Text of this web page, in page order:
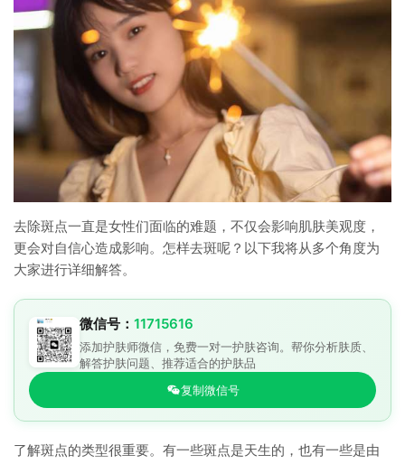
去除斑点一直是女性们面临的难题，不仅会影响肌肤美观度，
更会对自信心造成影响。怎样去斑呢？以下我将从多个角度为
大家进行详细解答。
微信号： 11715616
添加护肤师微信，免费一对一护肤咨询。帮你分析肤质、
解答护肤问题、推荐适合的护肤品
复制微信号
了解斑点的类型很重要。有一些斑点是天生的，也有一些是由